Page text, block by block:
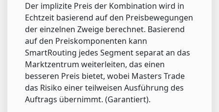
Der implizite Preis der Kombination wird in
Echtzeit basierend auf den Preisbewegungen
der einzelnen Zweige berechnet. Basierend
auf den Preiskomponenten kann
SmartRouting jedes Segment separat an das
Marktzentrum weiterleiten, das einen
besseren Preis bietet, wobei Masters Trade
das Risiko einer teilweisen Ausführung des
Auftrags übernimmt. (Garantiert).